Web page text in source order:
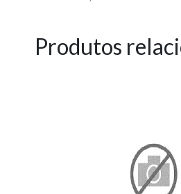
Produtos